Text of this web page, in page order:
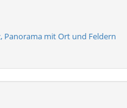
Panorama mit Ort und Feldern